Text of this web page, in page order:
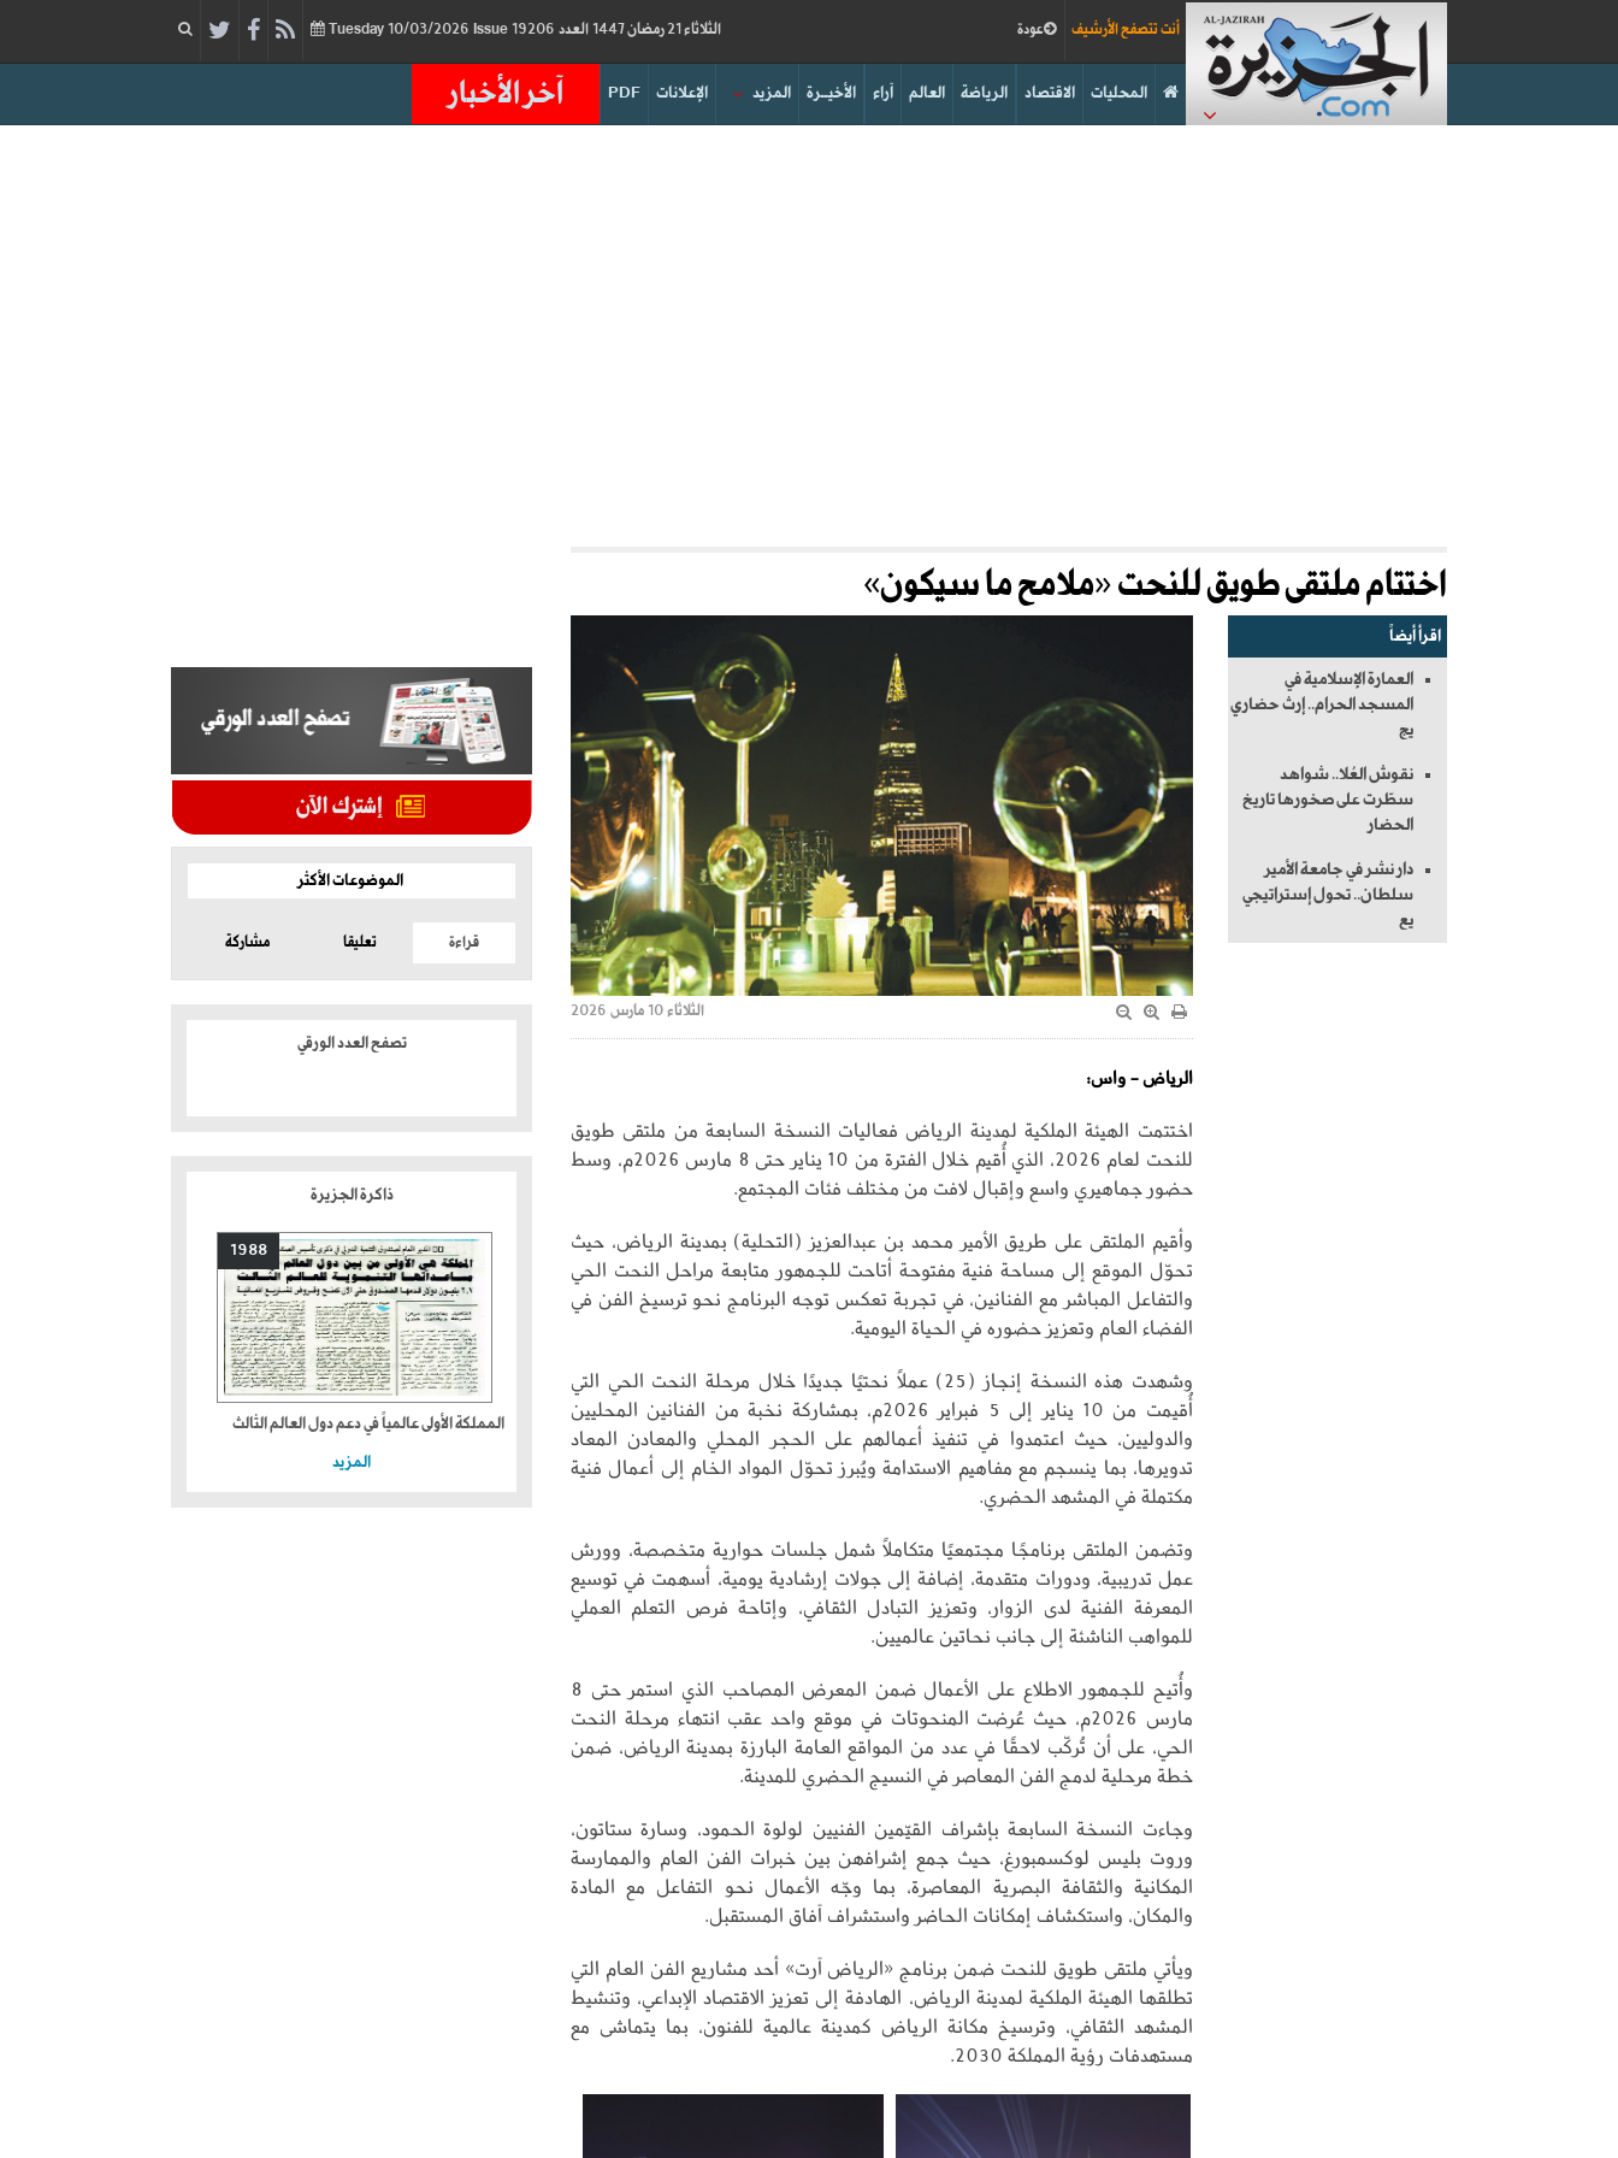
الثلاثاء 21 رمضان 1447 العدد 19206 10/03/2026 Issue عودة أنت تتصفح الأرشيف
آخر الأخبار PDF الإعلانات المزيد الأخيــرة آراء العالم الرياضة الاقتصاد المحليات
اختتام ملتقى طويق للنحت «ملامح ما سيكون»
اقرأ أيضاً
العمارة الإسلامية في
المسجد الحرام.. إرث حضاري
يج
نقوش العُلا.. شواهد
سطّرت على صخورها تاريخ
الحضار
دار نشر في جامعة الأمير
سلطان.. تحول إستراتيجي
يع
الثلاثاء 10 مارس 2026
الرياض - واس:
اختتمت الهيئة الملكية لمدينة الرياض فعاليات النسخة السابعة من ملتقى طويق
للنحت لعام 2026، الذي أُقيم خلال الفترة من 10 يناير حتى 8 مارس 2026م، وسط
حضور جماهيري واسع وإقبال لافت من مختلف فئات المجتمع.
وأقيم الملتقى على طريق الأمير محمد بن عبدالعزيز (التحلية) بمدينة الرياض، حيث
تحوّل الموقع إلى مساحة فنية مفتوحة أتاحت للجمهور متابعة مراحل النحت الحي
والتفاعل المباشر مع الفنانين، في تجربة تعكس توجه البرنامج نحو ترسيخ الفن في
الفضاء العام وتعزيز حضوره في الحياة اليومية.
وشهدت هذه النسخة إنجاز (25) عملًا نحتيًا جديدًا خلال مرحلة النحت الحي التي
أُقيمت من 10 يناير إلى 5 فبراير 2026م، بمشاركة نخبة من الفنانين المحليين
والدوليين، حيث اعتمدوا في تنفيذ أعمالهم على الحجر المحلي والمعادن المعاد
تدويرها، بما ينسجم مع مفاهيم الاستدامة ويُبرز تحوّل المواد الخام إلى أعمال فنية
مكتملة في المشهد الحضري.
وتضمن الملتقى برنامجًا مجتمعيًا متكاملًا شمل جلسات حوارية متخصصة، وورش
عمل تدريبية، ودورات متقدمة، إضافة إلى جولات إرشادية يومية، أسهمت في توسيع
المعرفة الفنية لدى الزوار، وتعزيز التبادل الثقافي، وإتاحة فرص التعلم العملي
للمواهب الناشئة إلى جانب نحاتين عالميين.
وأُتيح للجمهور الاطلاع على الأعمال ضمن المعرض المصاحب الذي استمر حتى 8
مارس 2026م، حيث عُرضت المنحوتات في موقع واحد عقب انتهاء مرحلة النحت
الحي، على أن تُركّب لاحقًا في عدد من المواقع العامة البارزة بمدينة الرياض، ضمن
خطة مرحلية لدمج الفن المعاصر في النسيج الحضري للمدينة.
وجاءت النسخة السابعة بإشراف القيّمين الفنيين لولوة الحمود، وسارة ستاتون،
وروت بليس لوكسمبورغ، حيث جمع إشرافهن بين خبرات الفن العام والممارسة
المكانية والثقافة البصرية المعاصرة، بما وجّه الأعمال نحو التفاعل مع المادة
والمكان، واستكشاف إمكانات الحاضر واستشراف آفاق المستقبل.
ويأتي ملتقى طويق للنحت ضمن برنامج «الرياض آرت» أحد مشاريع الفن العام التي
تطلقها الهيئة الملكية لمدينة الرياض، الهادفة إلى تعزيز الاقتصاد الإبداعي، وتنشيط
المشهد الثقافي، وترسيخ مكانة الرياض كمدينة عالمية للفنون، بما يتماشى مع
مستهدفات رؤية المملكة 2030.
الموضوعات الأكثر
قراءة تعليقا مشاركة
تصفح العدد الورقي
ذاكرة الجزيرة
1988
المملكة الأولى عالمياً في دعم دول العالم الثالث
المزيد